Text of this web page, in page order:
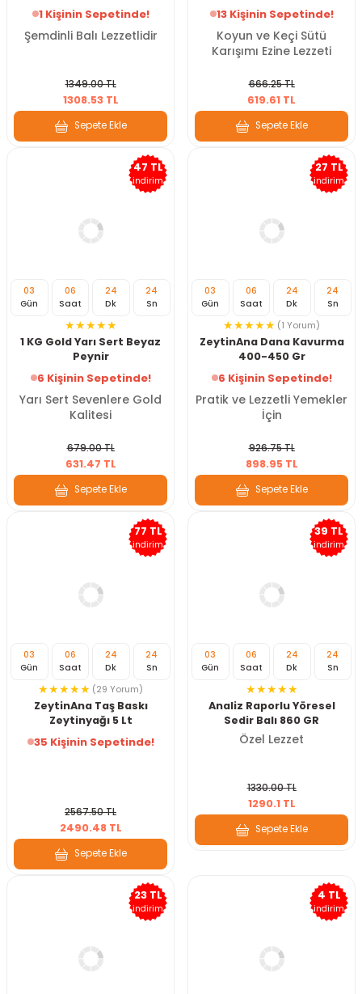
1 Kişinin Sepetinde!
Şemdinli Balı Lezzetlidir
1349.00 TL
1308.53 TL
Sepete Ekle
13 Kişinin Sepetinde!
Koyun ve Keçi Sütü
Karışımı Ezine Lezzeti
666.25 TL
619.61 TL
Sepete Ekle
47 TL
indirim
03
Gün
06
Saat
24
Dk
22
Sn
1 KG Gold Yarı Sert Beyaz
Peynir
6 Kişinin Sepetinde!
Yarı Sert Sevenlere Gold
Kalitesi
679.00 TL
631.47 TL
Sepete Ekle
27 TL
indirim
03
Gün
06
Saat
24
Dk
22
Sn
(1 Yorum)
ZeytinAna Dana Kavurma
400-450 Gr
6 Kişinin Sepetinde!
Pratik ve Lezzetli Yemekler
İçin
926.75 TL
898.95 TL
Sepete Ekle
77 TL
indirim
03
Gün
06
Saat
24
Dk
22
Sn
(29 Yorum)
ZeytinAna Taş Baskı
Zeytinyağı 5 Lt
35 Kişinin Sepetinde!
2567.50 TL
2490.48 TL
Sepete Ekle
39 TL
indirim
03
Gün
06
Saat
24
Dk
22
Sn
Analiz Raporlu Yöresel
Sedir Balı 860 GR
Özel Lezzet
1330.00 TL
1290.1 TL
Sepete Ekle
23 TL
indirim
4 TL
indirim